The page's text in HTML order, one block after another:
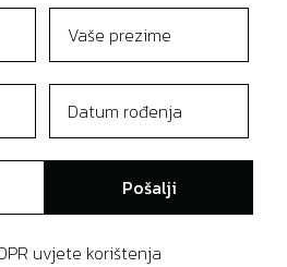
Pošalji
uvjete korištenja